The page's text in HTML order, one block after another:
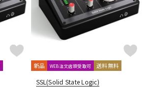
電子ピアノ
エフェクター
新品 WEB注文店頭受取可 送料無料
SSL(Solid State Logic)